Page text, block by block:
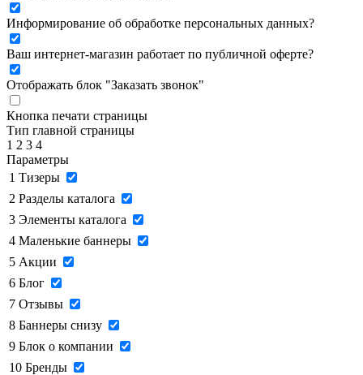
Информирование об обработке персональных данных?
Ваш интернет-магазин работает по публичной оферте?
Отображать блок "Заказать звонок"
Кнопка печати страницы
Тип главной страницы
1 2 3 4
Параметры
1 Тизеры
2 Разделы каталога
3 Элементы каталога
4 Маленькие баннеры
5 Акции
6 Блог
7 Отзывы
8 Баннеры снизу
9 Блок о компании
10 Бренды